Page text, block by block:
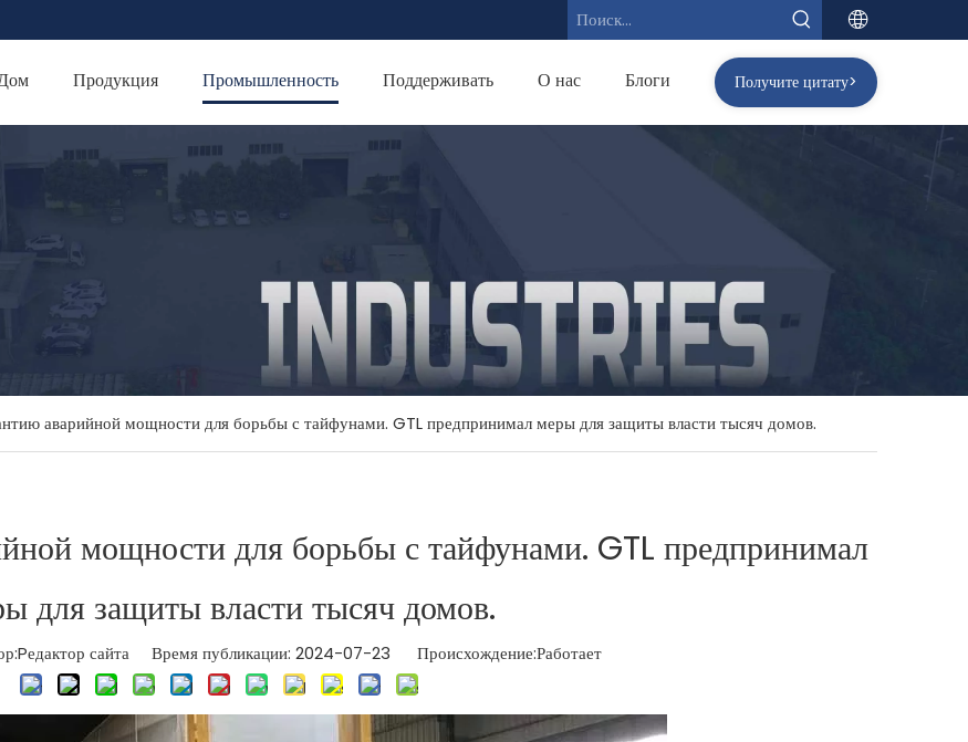
Продукция Промышленность Поддерживать О нас Блоги Получите цитату>
аварийной мощности для борьбы с тайфунами. GTL предпринимал меры для защиты власти тысяч домов.
мощности для борьбы с тайфунами. GTL предпринимал
для защиты власти тысяч домов.
сайта Время публикации: 2024-07-23 Происхождение:Работает